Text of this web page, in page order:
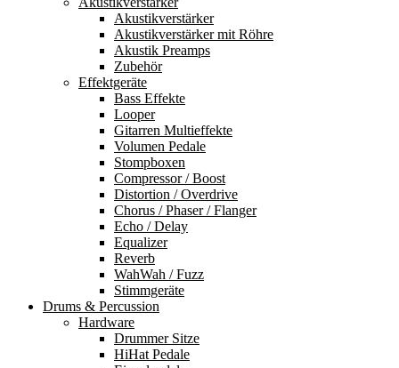
Akustikverstärker
Akustikverstärker mit Röhre
Akustik Preamps
Zubehör
Effektgeräte
Bass Effekte
Looper
Gitarren Multieffekte
Volumen Pedale
Stompboxen
Compressor / Boost
Distortion / Overdrive
Chorus / Phaser / Flanger
Echo / Delay
Equalizer
Reverb
WahWah / Fuzz
Stimmgeräte
Drums & Percussion
Hardware
Drummer Sitze
HiHat Pedale